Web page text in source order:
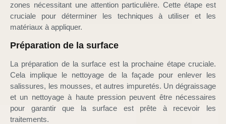
zones nécessitant une attention particulière. Cette étape est
cruciale pour déterminer les techniques à utiliser et les
matériaux à appliquer.
Préparation de la surface
La préparation de la surface est la prochaine étape cruciale.
Cela implique le nettoyage de la façade pour enlever les
salissures, les mousses, et autres impuretés. Un dégraissage
et un nettoyage à haute pression peuvent être nécessaires
pour garantir que la surface est prête à recevoir les
traitements.